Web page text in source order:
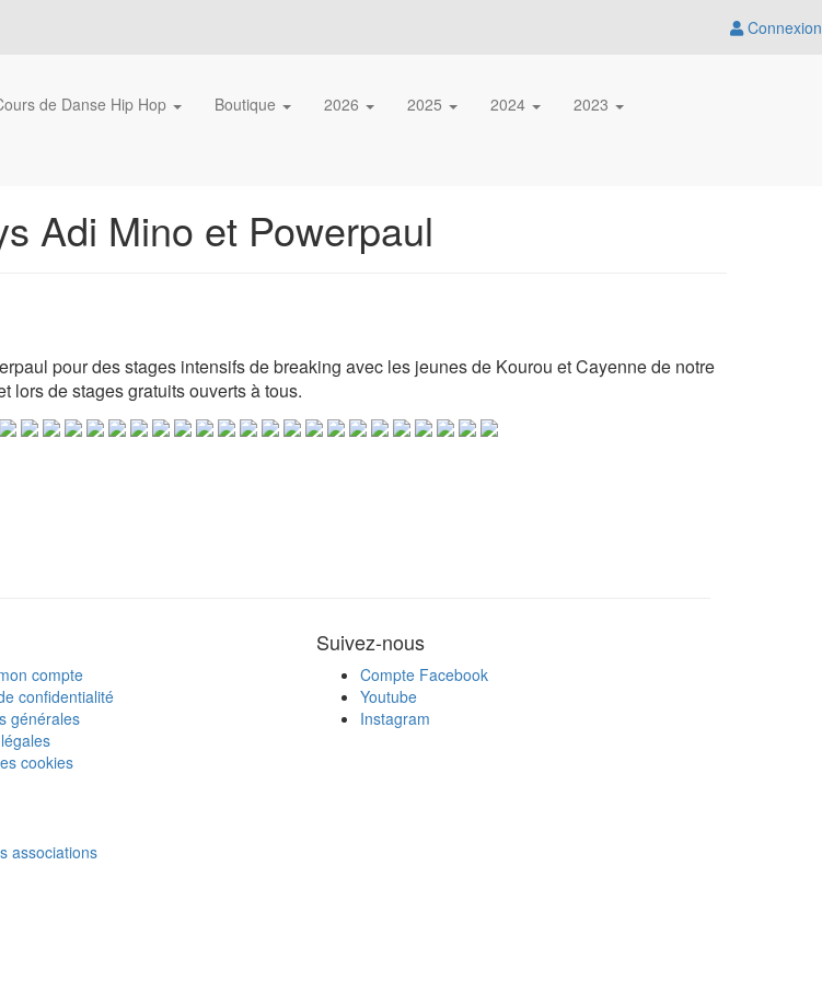
Connexion
de Danse Hip Hop Boutique 2026 2025 2024 2023
Adi Mino et Powerpaul
pour des stages intensifs de breaking avec les jeunes de Kourou et Cayenne de notre
lors de stages gratuits ouverts à tous.
compte
confidentialité
générales
cookies
Suivez-nous
Compte Facebook
Youtube
Instagram
associations